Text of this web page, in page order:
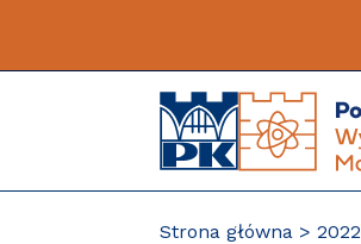
Strona główna 2022